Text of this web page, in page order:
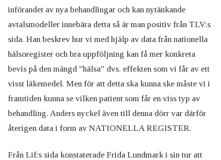
införandet av nya behandlingar och kan nytänkande
avtalsmodeller innebära detta så är man positiv från TLV:s
sida. Han beskrev hur vi med hjälp av data från nationella
hälsoregister och bra uppföljning kan få mer konkreta
bevis på den mängd ”hälsa” dvs. effekten som vi får av ett
visst läkemedel. Men för att detta ska kunna ske måste vi i
framtiden kunna se vilken patient som får en viss typ av
behandling. Anders nyckel även till denna dörr var därför
återigen data i form av NATIONELLA REGISTER.
Från Lif:s sida konstaterade Frida Lundmark i sin tur att